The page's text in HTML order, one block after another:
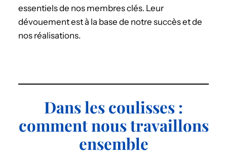
essentiels de nos membres clés. Leur
dévouement est à la base de notre succès et de
nos réalisations.
Dans les coulisses :
comment nous travaillons
ensemble